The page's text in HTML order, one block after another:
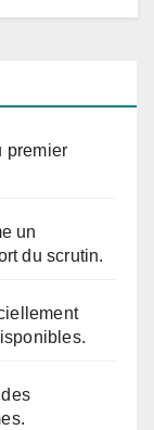
premier
un
du scrutin.